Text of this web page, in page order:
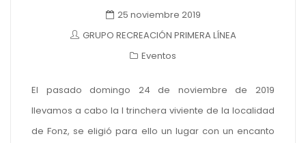
25 noviembre 2019
GRUPO RECREACIÓN PRIMERA LÍNEA
Eventos
El pasado domingo 24 de noviembre de 2019
llevamos a cabo la I trinchera viviente de la localidad
de Fonz, se eligió para ello un lugar con un encanto